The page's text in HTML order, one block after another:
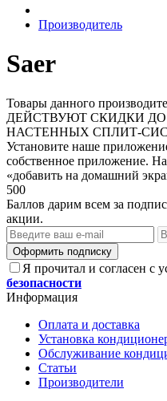
Производитель
Saer
Товары данного
ДЕЙСТВУЮТ СКИДКИ ДО
НАСТЕННЫХ СПЛИТ-
Установите наше
собственное приложение.
«добавить на домашний
500
Баллов дарим всем за
акции.
Оформить подписку
Я прочитал и согласен с
безопасности
Информация
Оплата и доставка
Установка
Обслуживание
Статьи
Производители